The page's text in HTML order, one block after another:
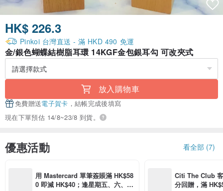
HK$ 226.3
Pinkoi 台灣直送 - 滿 HKD 490 免運
金/銀色蝴蝶結樹脂耳環 14KGF金包銀耳勾 可改夾式
放入購物車
免費贈送電子賀卡 ，結帳完成後填寫
現在下單預估 14/8~23/8 到貨。
優惠活動 看全部 (7)
用 Mastercard 單筆簽賬滿 HK$58
0 即減 HK$40；逢星期五、六、日
Citi The Club
分回贈，滿